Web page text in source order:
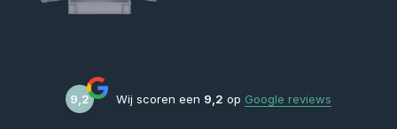
9,2 Wij scoren een 9,2 op Google reviews